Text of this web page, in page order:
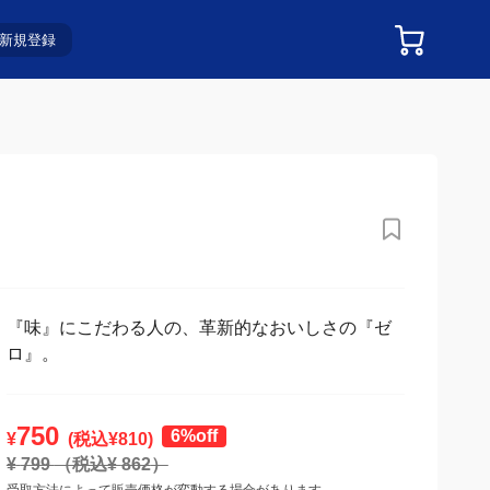
新規登録
『味』にこだわる人の、革新的なおいしさの『ゼ
ロ』。
¥750 (税込¥810)
6%off
¥ 799（税込¥862）